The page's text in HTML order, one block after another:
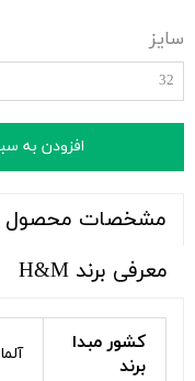
سایز
32
افزودن به
مشخصات محصول
معرفی برند H&M
کشور مبدا
برند